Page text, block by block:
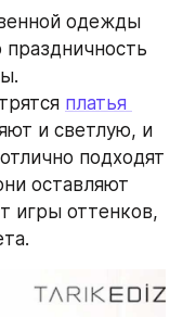
одежды
платья
и светлую, и
подходят
оставляют
игры оттенков,